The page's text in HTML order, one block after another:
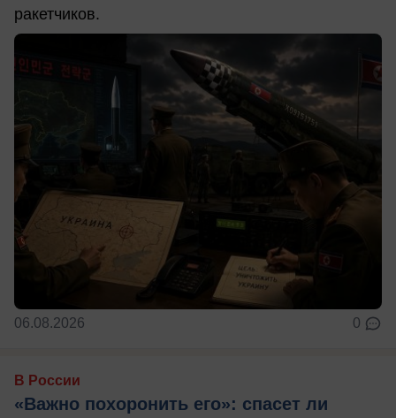
ракетчиков.
06.08.2026 0
В России
«Важно похоронить его»: спасет ли